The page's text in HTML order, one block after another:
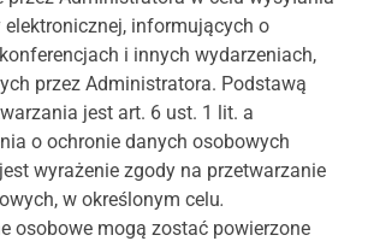
elektronicznej, informujących o
i innych wydarzeniach,
przez Administratora. Podstawą
jest art. 6 ust. 1 lit. a
o ochronie danych osobowych
jest wyrażenie zgody na przetwarzanie
w określonym celu.
osobowe mogą zostać powierzone